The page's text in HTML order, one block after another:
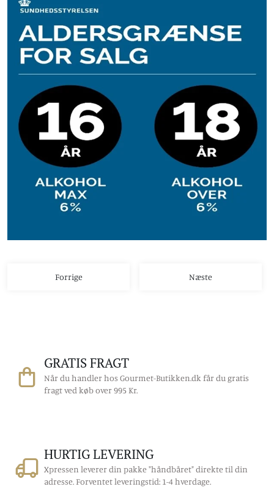
Energi (kJ) 173
Energi (kcal) 41
Forrige Næste
GRATIS FRAGT
Når du handler hos Gourmet-Butikken.dk får du gratis
fragt ved køb over 995 Kr.
HURTIG LEVERING
Xpressen leverer din pakke "håndbåret" direkte til din
adresse. Forventet leveringstid: 1-4 hverdage.